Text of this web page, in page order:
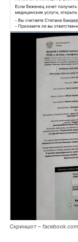
Скриншот – facebook.com